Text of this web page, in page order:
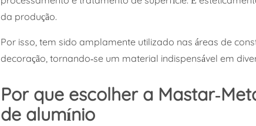
da produção.
Por isso, tem sido amplamente utilizado nas áreas de
decoração, tornando-se um material indispensável em
Por que escolher a Mastar-
de alumínio